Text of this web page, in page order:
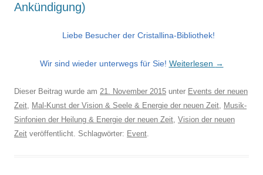
Ankündigung)
Liebe Besucher der Cristallina-Bibliothek!
Wir sind wieder unterwegs für Sie! Weiterlesen →
Dieser Beitrag wurde am 21. November 2015 unter Events der neuen
Zeit, Mal-Kunst der Vision & Seele & Energie der neuen Zeit, Musik-
Sinfonien der Heilung & Energie der neuen Zeit, Vision der neuen
Zeit veröffentlicht. Schlagwörter: Event.